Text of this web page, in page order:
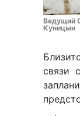
Ведущий
Куницын
связи